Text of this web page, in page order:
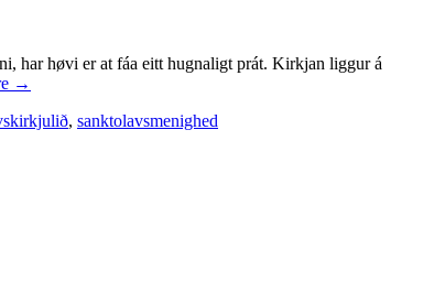
har høvi er at fáa eitt hugnaligt prát. Kirkjan liggur á
→
, sanktolavsmenighed